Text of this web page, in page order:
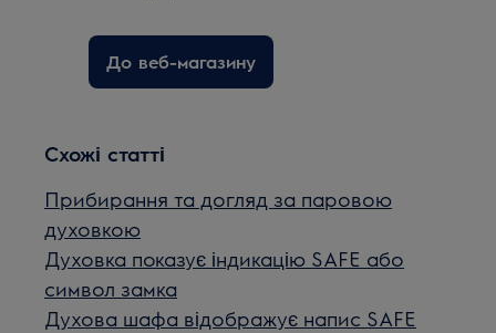
До веб-магазину
Схожі статті
Прибирання та догляд за паровою
духовкою
Духовка показує індикацію SAFE або
символ замка
Духова шафа відображує напис SAFE